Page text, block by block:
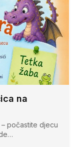
na
počastite djecu